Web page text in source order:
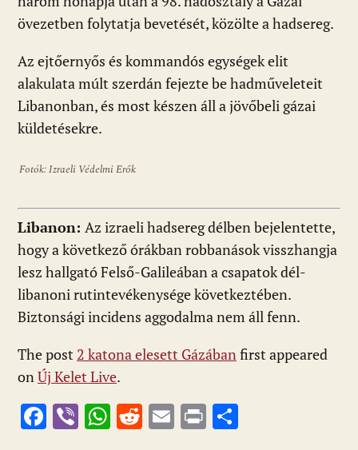
övezetben folytatja bevetését, közölte a hadsereg.
Az ejtőernyős és kommandós egységek elit
alakulata múlt szerdán fejezte be hadműveleteit
Libanonban, és most készen áll a jövőbeli gázai
küldetésekre.
Fotók: Izraeli Védelmi Erők
Libanon: Az izraeli hadsereg délben bejelentette,
hogy a következő órákban robbanások visszhangja
lesz hallgató Felső-Galileában a csapatok dél-
libanoni rutintevékenysége következtében.
Biztonsági incidens aggodalma nem áll fenn.
The post 2 katona elesett Gázábanfirst appeared
onÚj Kelet Live.
F Vi W R E Pr